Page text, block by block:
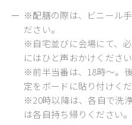
※配膳の際は、ビニール
ださい。
※自宅並びに会場にて、
にはひと声おかけください
※前半当番は、18時～。
定をボードに貼り付けくだ
※20時以降は、各自で洗
は各自持ち帰りください。